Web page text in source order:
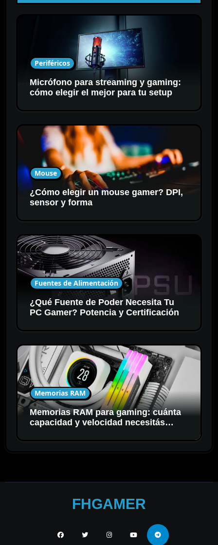
Periféricos
Micrófono para streaming y gaming:
cómo elegir el mejor para tu setup
Mouse
¿Cómo elegir un mouse gamer? DPI,
sensor y forma
Fuentes de Alimentación
¿Qué Fuente de Poder Necesita Tu
PC Gamer? Potencia y Certificación
Memorias RAM
Memorias RAM para gaming: cuánta
capacidad y velocidad necesitás
FHGAMER